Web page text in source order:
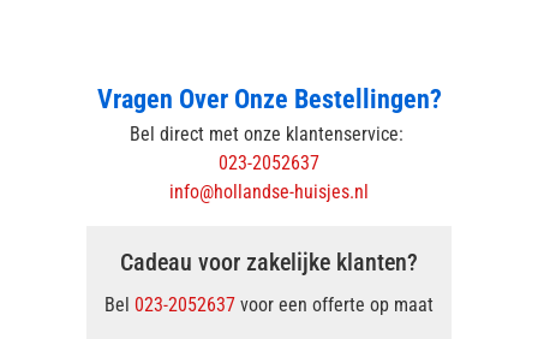
Vragen Over Onze Bestellingen?
Bel direct met onze klantenservice:
023-2052637
info@hollandse-huisjes.nl
Cadeau voor zakelijke klanten?
Bel 023-2052637 voor een offerte op maat